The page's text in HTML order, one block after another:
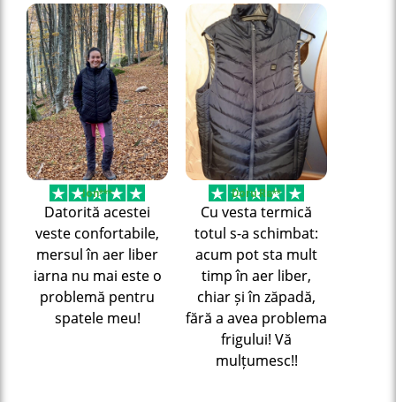
Ion***
Datorită acestei
veste confortabile,
mersul în aer liber
iarna nu mai este o
problemă pentru
spatele meu!
Doru Ra**
Cu vesta termică
totul s-a schimbat:
acum pot sta mult
timp în aer liber,
chiar și în zăpadă,
fără a avea problema
frigului! Vă
mulțumesc!!